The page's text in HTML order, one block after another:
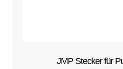
JMP Stecker für